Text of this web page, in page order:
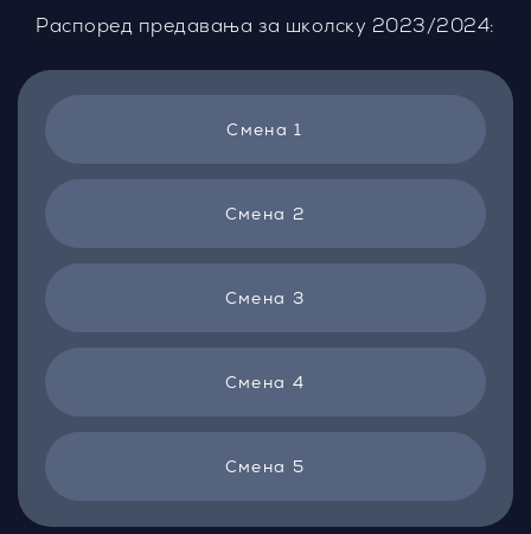
Распоред предавања за школску 2023/2024:
Смена 1
Смена 2
Смена 3
Смена 4
Смена 5